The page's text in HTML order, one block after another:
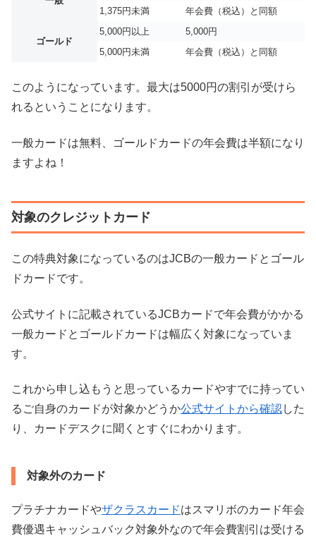
1,375円未満
年会費（税込）と同額
ゴールド
5,000円以上
5,000円
5,000円未満
年会費（税込）と同額
このようになっています。最大は5000円の割引が受けら
れるということになります。
一般カードは無料、ゴールドカードの年会費は半額になり
ますよね！
対象のクレジットカード
この特典対象になっているのはJCBの一般カードとゴール
ドカードです。
公式サイトに記載されているJCBカードで年会費がかかる
一般カードとゴールドカードは幅広く対象になっていま
す。
これから申し込もうと思っているカードやすでに持ってい
るご自身のカードが対象かどうか公式サイトから確認した
り、カードデスクに聞くとすぐにわかります。
対象外のカード
プラチナカードやザクラスカードはスマリボのカード年会
費優遇キャッシュバック対象外なので年会費割引は受ける